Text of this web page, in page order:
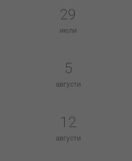
29
июли
5
августи
12
августи